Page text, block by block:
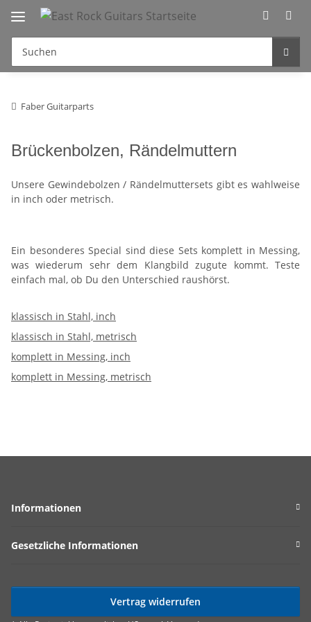
Faber Guitarparts
Brückenbolzen, Rändelmuttern
Unsere Gewindebolzen / Rändelmuttersets gibt es wahlweise
in inch oder metrisch.
Ein besonderes Special sind diese Sets komplett in Messing,
was wiederum sehr dem Klangbild zugute kommt. Teste
einfach mal, ob Du den Unterschied raushörst.
klassisch in Stahl, inch
klassisch in Stahl, metrisch
komplett in Messing, inch
komplett in Messing, metrisch
Informationen
Gesetzliche Informationen
Vertrag widerrufen